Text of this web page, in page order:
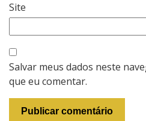
Site
Salvar meus dados neste
que eu comentar.